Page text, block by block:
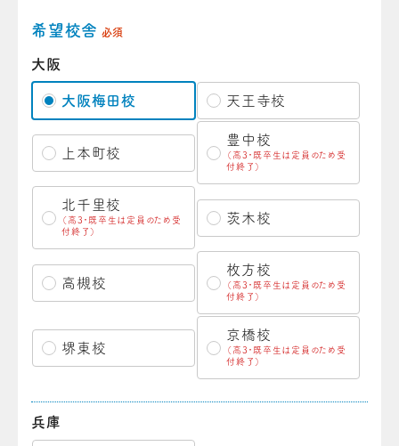
希望校舎 必須
大阪
大阪梅田校 天王寺校
上本町校
豊中校
（高3・既卒生は定員のため受
付終了）
北千里校
（高3・既卒生は定員のため受
付終了）
茨木校
高槻校
枚方校
（高3・既卒生は定員のため受
付終了）
堺東校
京橋校
（高3・既卒生は定員のため受
付終了）
兵庫